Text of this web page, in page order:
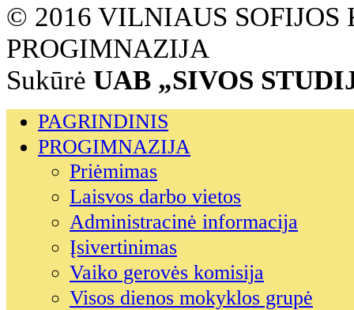
© 2016 VILNIAUS SOFIJOS
PROGIMNAZIJA
Sukūrė UAB „SIVOS
PAGRINDINIS
PROGIMNAZIJA
Priėmimas
Laisvos darbo vietos
Administracinė informacija
Įsivertinimas
Vaiko gerovės komisija
Visos dienos mokyklos grupė